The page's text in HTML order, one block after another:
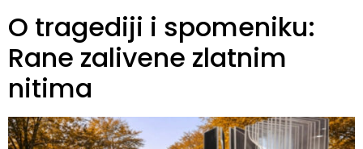
O tragediji i spomeniku:
Rane zalivene zlatnim
nitima